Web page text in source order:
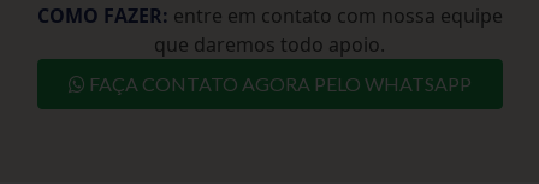
COMO FAZER: entre em contato com nossa equipe
que daremos todo apoio.
FAÇA CONTATO AGORA PELO WHATSAPP